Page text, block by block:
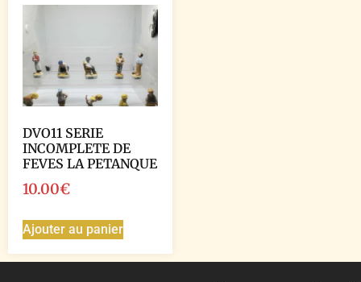
DVO11 SERIE
INCOMPLETE DE
FEVES LA PETANQUE
10.00€
Ajouter au panier